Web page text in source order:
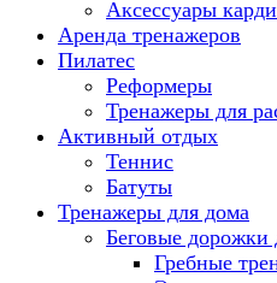
Аксессуары
Аренда тренажеров
Пилатес
Реформеры
Тренажеры для
Активный отдых
Теннис
Батуты
Тренажеры для дома
Беговые дорожки
Гребные